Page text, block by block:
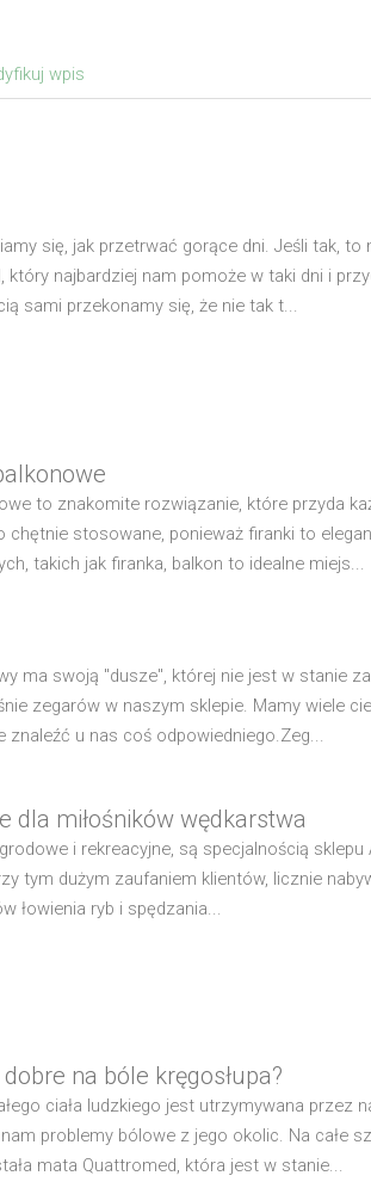
wpis
się, jak przetrwać gorące dni. Jeśli tak,
który najbardziej nam pomoże w taki dni i
sami przekonamy się, że nie tak t...
to znakomite rozwiązanie, które przyda
chętnie stosowane, ponieważ firanki to
takich jak firanka, balkon to idealne miejs...
ma swoją "dusze", której nie jest w stanie
zegarów w naszym sklepie. Mamy wiele
znaleźć u nas coś odpowiedniego.Zeg...
dla miłośników wędkarstwa
i rekreacyjne, są specjalnością
tym dużym zaufaniem klientów, licznie
łowienia ryb i spędzania...
na bóle kręgosłupa?
ciała ludzkiego jest utrzymywana przez
problemy bólowe z jego okolic. Na całe
mata Quattromed, która jest w stanie...